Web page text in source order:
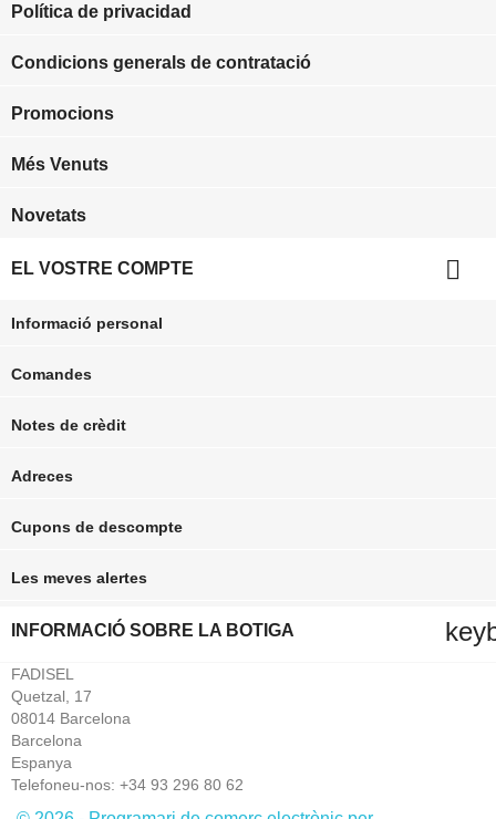
Política de privacidad
Condicions generals de contratació
Promocions
Més Venuts
Novetats
EL VOSTRE COMPTE 
Informació personal
Comandes
Notes de crèdit
Adreces
Cupons de descompte
Les meves alertes
INFORMACIÓ SOBRE LA BOTIGA
FADISEL
Quetzal, 17
08014 Barcelona
Barcelona
Espanya
Telefoneu-nos: +34 93 296 80 62